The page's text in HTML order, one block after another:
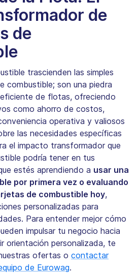
de
de
trascienden las simples
combustible; son una piedra
de flotas, ofreciendo
como ahorro de costos,
operativa y valiosos
las necesidades específicas
el impacto transformador que
podría tener en tus
estés aprendiendo a usar una
por primera vez o evaluando
de combustible hoy,
personalizadas para
Para entender mejor cómo
impulsar tu negocio hacia
orientación personalizada, te
ofertas o contactar
de Eurowag.